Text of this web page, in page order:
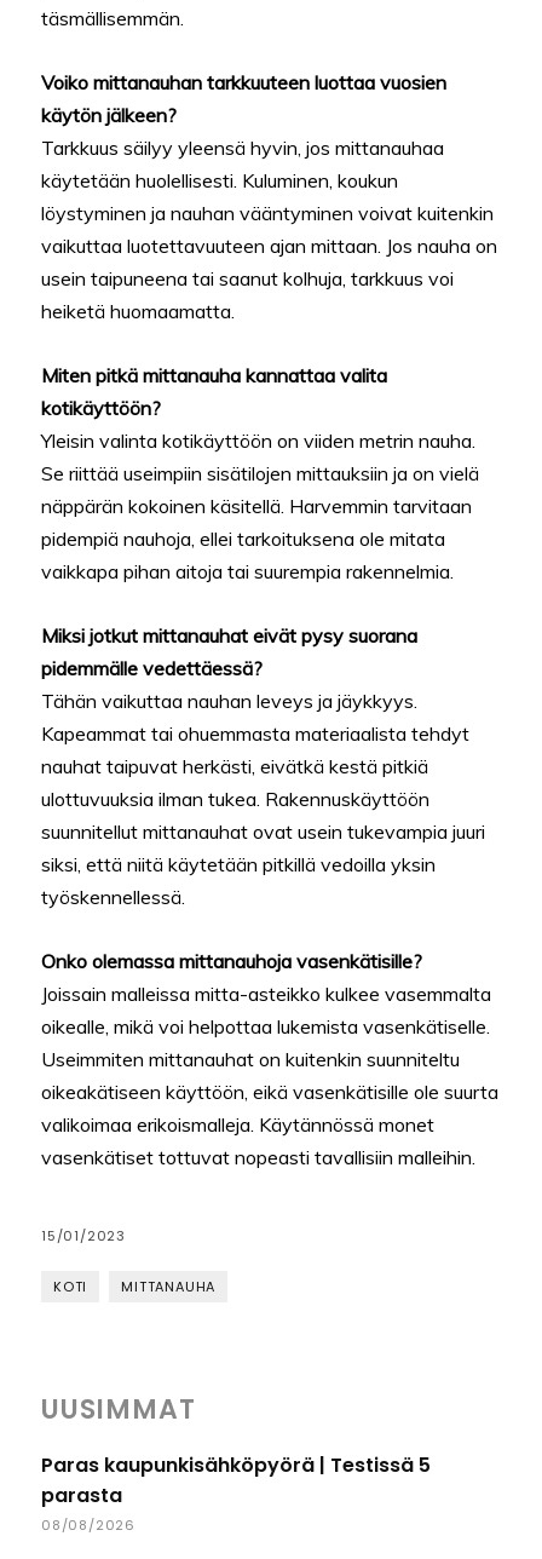
täsmällisemmän.
Voiko mittanauhan tarkkuuteen luottaa vuosien
käytön jälkeen?
Tarkkuus säilyy yleensä hyvin, jos mittanauhaa
käytetään huolellisesti. Kuluminen, koukun
löystyminen ja nauhan vääntyminen voivat kuitenkin
vaikuttaa luotettavuuteen ajan mittaan. Jos nauha on
usein taipuneena tai saanut kolhuja, tarkkuus voi
heiketä huomaamatta.
Miten pitkä mittanauha kannattaa valita
kotikäyttöön?
Yleisin valinta kotikäyttöön on viiden metrin nauha.
Se riittää useimpiin sisätilojen mittauksiin ja on vielä
näppärän kokoinen käsitellä. Harvemmin tarvitaan
pidempiä nauhoja, ellei tarkoituksena ole mitata
vaikkapa pihan aitoja tai suurempia rakennelmia.
Miksi jotkut mittanauhat eivät pysy suorana
pidemmälle vedettäessä?
Tähän vaikuttaa nauhan leveys ja jäykkyys.
Kapeammat tai ohuemmasta materiaalista tehdyt
nauhat taipuvat herkästi, eivätkä kestä pitkiä
ulottuvuuksia ilman tukea. Rakennuskäyttöön
suunnitellut mittanauhat ovat usein tukevampia juuri
siksi, että niitä käytetään pitkillä vedoilla yksin
työskennellessä.
Onko olemassa mittanauhoja vasenkätisille?
Joissain malleissa mitta-asteikko kulkee vasemmalta
oikealle, mikä voi helpottaa lukemista vasenkätiselle.
Useimmiten mittanauhat on kuitenkin suunniteltu
oikeakätiseen käyttöön, eikä vasenkätisille ole suurta
valikoimaa erikoismalleja. Käytännössä monet
vasenkätiset tottuvat nopeasti tavallisiin malleihin.
15/01/2023
KOTI MITTANAUHA
UUSIMMAT
Paras kaupunkisähköpyörä | Testissä 5
parasta
08/08/2026